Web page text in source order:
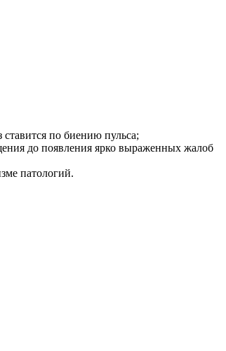
по биению пульса;
до появления ярко выраженных жалоб
патологий.